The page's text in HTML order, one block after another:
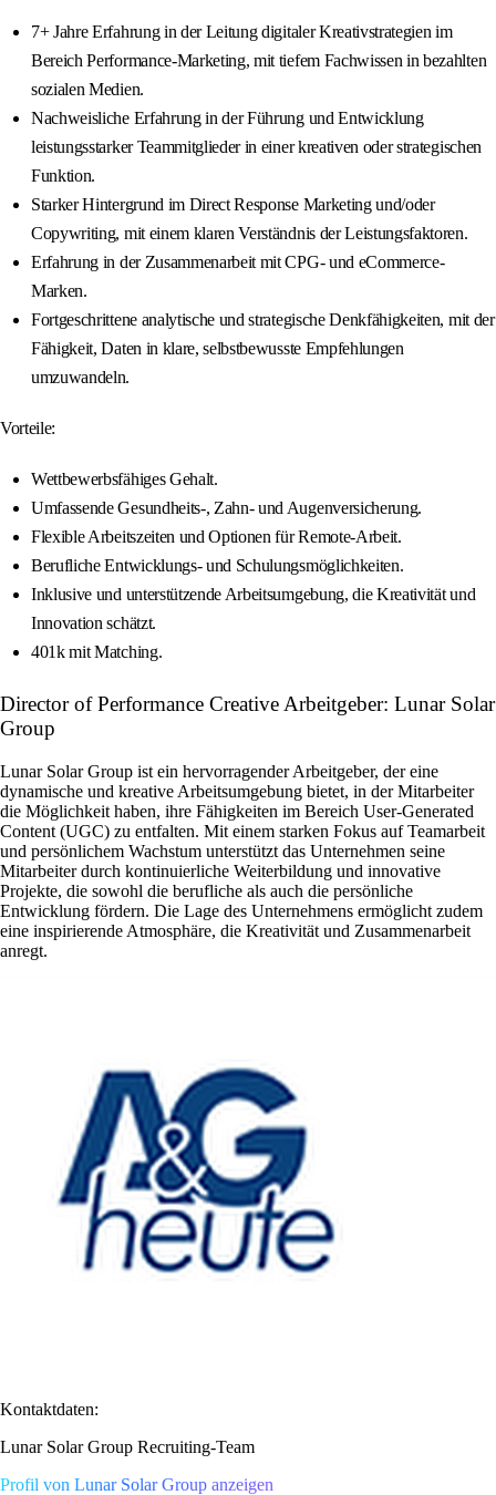
7+ Jahre Erfahrung in der Leitung digitaler Kreativstrategien im
Bereich Performance-Marketing, mit tiefem Fachwissen in bezahlten
sozialen Medien.
Nachweisliche Erfahrung in der Führung und Entwicklung
leistungsstarker Teammitglieder in einer kreativen oder strategischen
Funktion.
Starker Hintergrund im Direct Response Marketing und/oder
Copywriting, mit einem klaren Verständnis der Leistungsfaktoren.
Erfahrung in der Zusammenarbeit mit CPG- und eCommerce-
Marken.
Fortgeschrittene analytische und strategische Denkfähigkeiten, mit der
Fähigkeit, Daten in klare, selbstbewusste Empfehlungen
umzuwandeln.
Vorteile:
Wettbewerbsfähiges Gehalt.
Umfassende Gesundheits-, Zahn- und Augenversicherung.
Flexible Arbeitszeiten und Optionen für Remote-Arbeit.
Berufliche Entwicklungs- und Schulungsmöglichkeiten.
Inklusive und unterstützende Arbeitsumgebung, die Kreativität und
Innovation schätzt.
401k mit Matching.
Director of Performance Creative Arbeitgeber: Lunar Solar
Group
Lunar Solar Group ist ein hervorragender Arbeitgeber, der eine
dynamische und kreative Arbeitsumgebung bietet, in der Mitarbeiter
die Möglichkeit haben, ihre Fähigkeiten im Bereich User-Generated
Content (UGC) zu entfalten. Mit einem starken Fokus auf Teamarbeit
und persönlichem Wachstum unterstützt das Unternehmen seine
Mitarbeiter durch kontinuierliche Weiterbildung und innovative
Projekte, die sowohl die berufliche als auch die persönliche
Entwicklung fördern. Die Lage des Unternehmens ermöglicht zudem
eine inspirierende Atmosphäre, die Kreativität und Zusammenarbeit
anregt.
Kontaktdaten:
Lunar Solar Group Recruiting-Team
Profil von Lunar Solar Group anzeigen